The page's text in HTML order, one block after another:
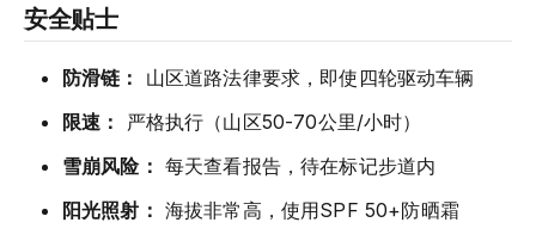
安全贴士
防滑链：
山区道路法律要求，即使四轮驱动车辆
限速：
严格执行（山区50-70公里/小时）
雪崩风险： 每天查看报告，待在标记步道内
阳光照射： 海拔非常高，使用SPF 50+防晒霜